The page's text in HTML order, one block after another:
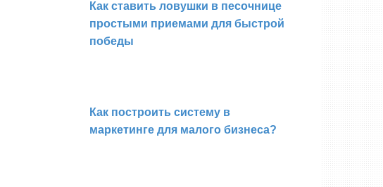
Как ставить ловушки в песочнице
простыми приемами для быстрой
победы
Как построить систему в
маркетинге для малого бизнеса?